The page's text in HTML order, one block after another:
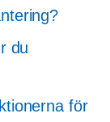
du
för